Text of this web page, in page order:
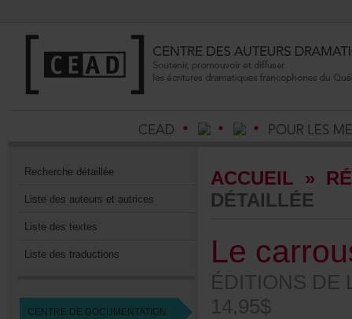
Recherchedétaillée
Listedesauteursetautrices
Listedestextes
Listedestraductions
CENTREDEDOCUMENTATION
ACCUEIL »
DÉTAILLÉE
14,95$